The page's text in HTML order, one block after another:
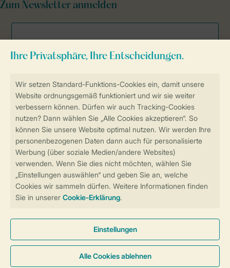
Sicherstellung Deiner Privatsphäre
Weitere Informationen und Einstellungen
Sicher und schnell zur Online-Buchung
Sichere Datenübertragung
Sicheres Bezahlen
Zum Newsletter anmelden
Allgemeine Bedingungen Impressum
Cookies und Banner
Barrierefreiheit